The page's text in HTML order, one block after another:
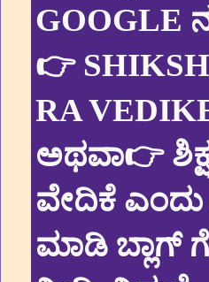
GOOGLE
👉
RA
ಅಥವಾ👉
ವೇದಿಕೆ
ಮಾಡಿ ಬ್ಲಾಗ್